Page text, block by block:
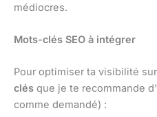
médiocres.
Mots-clés SEO à intégrer
Pour optimiser ta visibilité
clés que je te recommande
comme demandé) :